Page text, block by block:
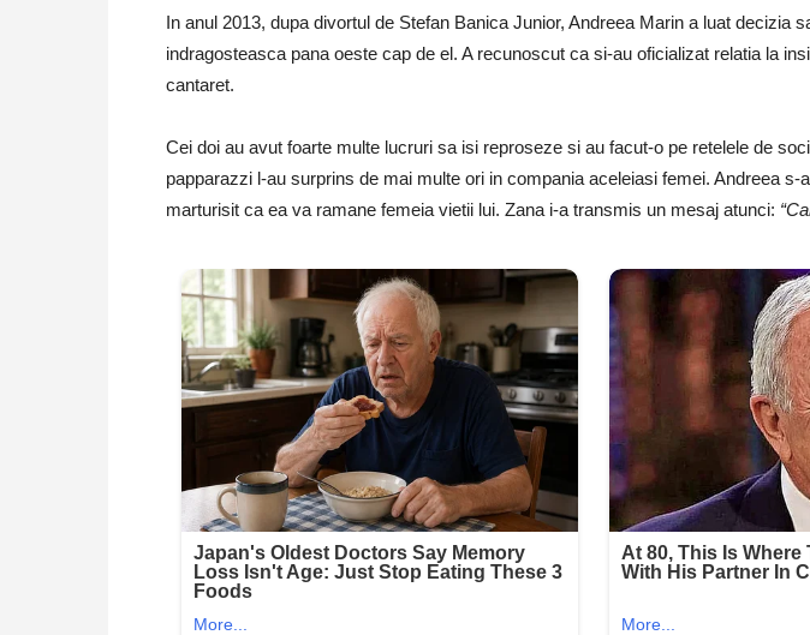
In anul 2013, dupa divortul de Stefan Banica Junior, Andreea Marin a luat
indragosteasca pana oeste cap de el. A recunoscut ca si-au oficializat relatia la
cantaret.
Cei doi au avut foarte multe lucruri sa isi reproseze si au facut-o pe retelele de
papparazzi l-au surprins de mai multe ori in compania aceleiasi femei. Andreea
marturisit ca ea va ramane femeia vietii lui. Zana i-a transmis un mesaj atunci: